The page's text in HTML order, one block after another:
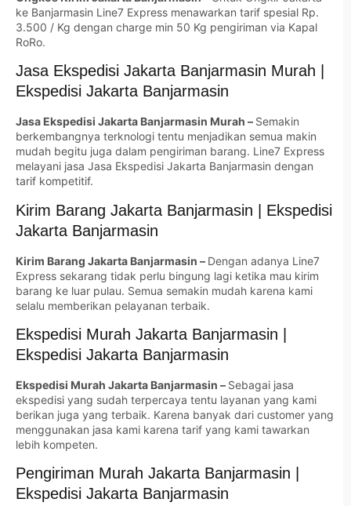
ke Banjarmasin Line7 Express menawarkan tarif spesial Rp.
3.500 / Kg dengan charge min 50 Kg pengiriman via Kapal
RoRo.
Jasa Ekspedisi Jakarta Banjarmasin Murah |
Ekspedisi Jakarta Banjarmasin
Jasa Ekspedisi Jakarta Banjarmasin Murah – Semakin
berkembangnya terknologi tentu menjadikan semua makin
mudah begitu juga dalam pengiriman barang. Line7 Express
melayani jasa Jasa Ekspedisi Jakarta Banjarmasin dengan
tarif kompetitif.
Kirim Barang Jakarta Banjarmasin | Ekspedisi
Jakarta Banjarmasin
Kirim Barang Jakarta Banjarmasin – Dengan adanya Line7
Express sekarang tidak perlu bingung lagi ketika mau kirim
barang ke luar pulau. Semua semakin mudah karena kami
selalu memberikan pelayanan terbaik.
Ekspedisi Murah Jakarta Banjarmasin |
Ekspedisi Jakarta Banjarmasin
Ekspedisi Murah Jakarta Banjarmasin – Sebagai jasa
ekspedisi yang sudah terpercaya tentu layanan yang kami
berikan juga yang terbaik. Karena banyak dari customer yang
menggunakan jasa kami karena tarif yang kami tawarkan
lebih kompeten.
Pengiriman Murah Jakarta Banjarmasin |
Ekspedisi Jakarta Banjarmasin